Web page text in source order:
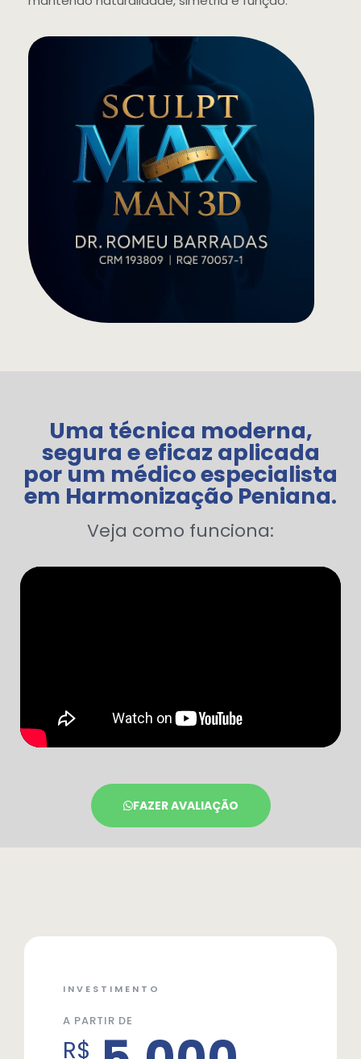
Uma técnica moderna,
segura e eficaz aplicada
por um médico especialista
em Harmonização Peniana.
Veja como funciona:
FAZER AVALIAÇÃO
INVESTIMENTO
A PARTIR DE
R$